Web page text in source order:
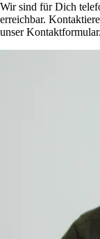
Wir sind für Dich
erreichbar.
unser Kontaktformular.